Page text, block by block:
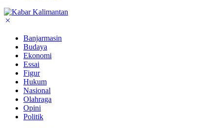
Banjarmasin
Budaya
Ekonomi
Essai
Figur
Hukum
Nasional
Olahraga
Opini
Politik